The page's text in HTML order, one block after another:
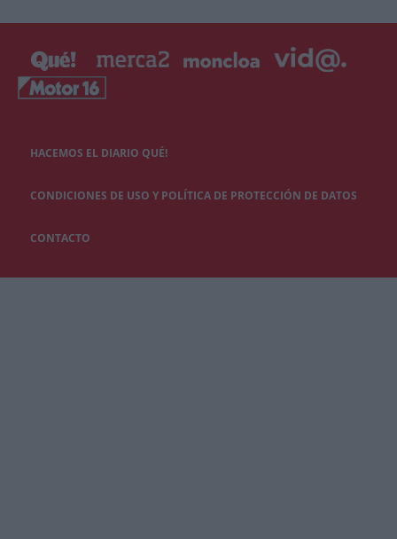
HACEMOS EL DIARIO QUÉ!
CONDICIONES DE USO Y POLÍTICA DE PROTECCIÓN DE DATOS
CONTACTO